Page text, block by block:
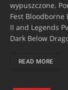
wypuszczone.
Fest
II and Legends
Dark Below
READ MORE